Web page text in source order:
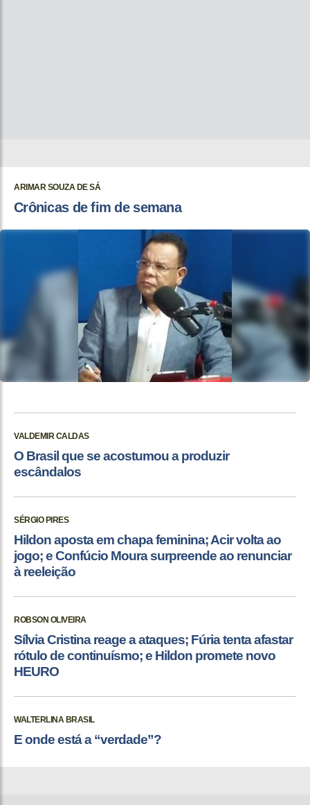
ARIMAR SOUZA DE SÁ
Crônicas de fim de semana
VALDEMIR CALDAS
O Brasil que se acostumou a produzir
escândalos
SÉRGIO PIRES
Hildon aposta em chapa feminina; Acir volta ao
jogo; e Confúcio Moura surpreende ao renunciar
à reeleição
ROBSON OLIVEIRA
Sílvia Cristina reage a ataques; Fúria tenta afastar
rótulo de continuísmo; e Hildon promete novo
HEURO
WALTERLINA BRASIL
E onde está a “verdade”?